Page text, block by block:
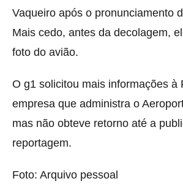
Vaqueiro após o pronunciamento
Mais cedo, antes da decolagem,
foto do avião.
O g1 solicitou mais informações à
empresa que administra o
mas não obteve retorno até a
reportagem.
Foto: Arquivo pessoal